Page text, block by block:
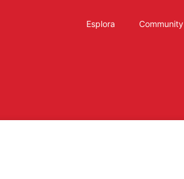
Esplora Community